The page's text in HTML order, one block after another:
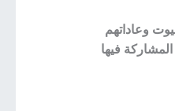
وعاداتهم
فيها